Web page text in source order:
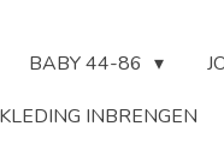
BABY 44-86
KLEDING INBRENGEN